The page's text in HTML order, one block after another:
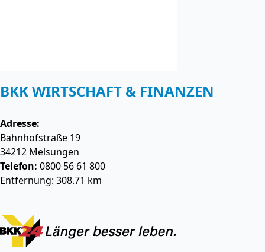
BKK WIRTSCHAFT & FINANZEN
Adresse:
Bahnhofstraße 19
34212 Melsungen
Telefon: 0800 56 61 800
Entfernung: 308.71 km